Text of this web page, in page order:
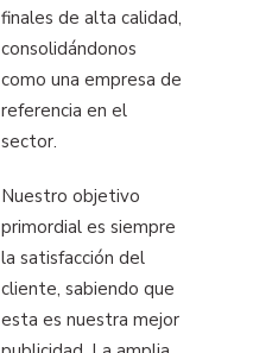
finales de alta calidad,
consolidándonos
como una empresa de
referencia en el
sector.
Nuestro objetivo
primordial es siempre
la satisfacción del
cliente, sabiendo que
esta es nuestra mejor